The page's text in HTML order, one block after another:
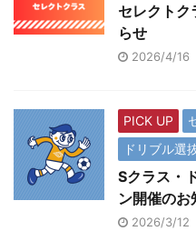
セレクトク
らせ
2026/4/16
PICK UP
ドリブル選
Sクラス・
ン開催のお
2026/3/12